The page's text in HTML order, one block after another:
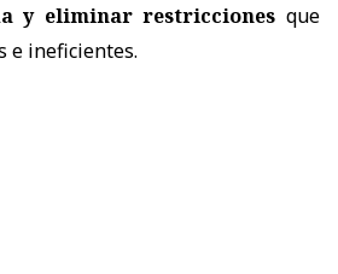
y eliminar restricciones que
e ineficientes.